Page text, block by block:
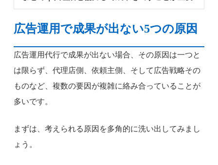
広告運用で成果が出ない5つの原因
広告運用代行で成果が出ない場合、その原因は一つと
は限らず、代理店側、依頼主側、そして広告戦略その
ものなど、複数の要因が複雑に絡み合っていることが
多いです。
まずは、考えられる原因を多角的に洗い出してみまし
ょう。